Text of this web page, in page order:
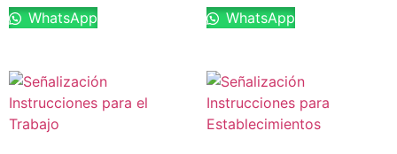
WhatsApp
WhatsApp